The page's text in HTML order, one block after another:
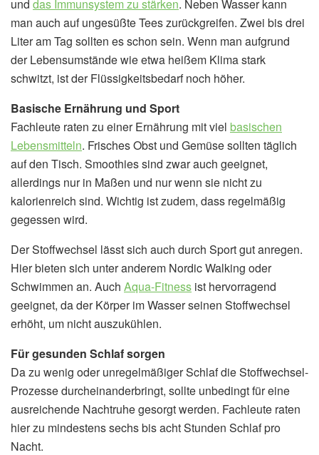
und das Immunsystem zu stärken. Neben Wasser kann
man auch auf ungesüßte Tees zurückgreifen. Zwei bis drei
Liter am Tag sollten es schon sein. Wenn man aufgrund
der Lebensumstände wie etwa heißem Klima stark
schwitzt, ist der Flüssigkeitsbedarf noch höher.
Basische Ernährung und Sport
Fachleute raten zu einer Ernährung mit viel basischen
Lebensmitteln. Frisches Obst und Gemüse sollten täglich
auf den Tisch. Smoothies sind zwar auch geeignet,
allerdings nur in Maßen und nur wenn sie nicht zu
kalorienreich sind. Wichtig ist zudem, dass regelmäßig
gegessen wird.
Der Stoffwechsel lässt sich auch durch Sport gut anregen.
Hier bieten sich unter anderem Nordic Walking oder
Schwimmen an. Auch Aqua-Fitness ist hervorragend
geeignet, da der Körper im Wasser seinen Stoffwechsel
erhöht, um nicht auszukühlen.
Für gesunden Schlaf sorgen
Da zu wenig oder unregelmäßiger Schlaf die Stoffwechsel-
Prozesse durcheinanderbringt, sollte unbedingt für eine
ausreichende Nachtruhe gesorgt werden. Fachleute raten
hier zu mindestens sechs bis acht Stunden Schlaf pro
Nacht.